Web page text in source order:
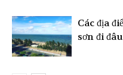
Các địa
sơn đi